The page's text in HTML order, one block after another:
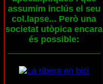
assumim inclús el seu
col.lapse... Però una
societat utòpica encara
és possible: